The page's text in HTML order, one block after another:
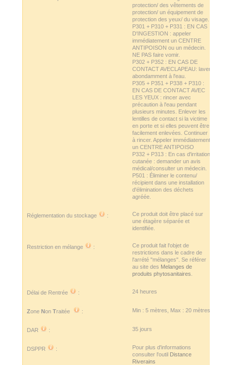
protection/ des vêtements de
protection/ un équipement de
protection des yeux/ du visage.
P301 + P310 + P331 : EN CAS
D'INGESTION : appeler
immédiatement un CENTRE
ANTIPOISON ou un médecin.
NE PAS faire vomir.
P302 + P352 : EN CAS DE
CONTACT AVECLAPEAU: laver
abondamment à l'eau.
P305 + P351 + P338 + P310 :
EN CAS DE CONTACT AVEC
LES YEUX : rincer avec
précaution à l'eau pendant
plusieurs minutes. Enlever les
lentilles de contact si la victime
en porte et si elles peuvent être
facilement enlevées. Continuer
à rincer. Appeler immédiatement
un CENTRE ANTIPOISO
P332 + P313 : En cas d'irritation
cutanée : demander un avis
médical/consulter un médecin.
P501 : Éliminer le contenu/
récipient dans une installation
d'élimination des déchets
agréée.
Réglementation du stockage :
Ce produit doit être placé sur
une étagère séparée et
identifiée.
Restriction en mélange :
Ce produit fait l'objet de
restrictions dans le cadre de
l'arrété "mélanges". Se référer
au site des Melanges de
produits phytosanitaires
Délai de Rentrée : 24 heures
Zone Non Traitée : Min : 5 mètres, Max : 20 mètres
DAR : 35 jours
DSPPR :
Pour plus d'informations
consulter l'outil Distance
Riverains